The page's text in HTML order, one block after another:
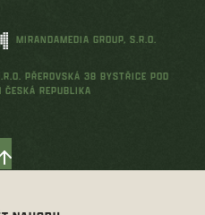
MIRANDAMEDIA GROUP, S.R.O.
PŘEROVSKÁ 38 BYSTŘICE POD
REPUBLIKA